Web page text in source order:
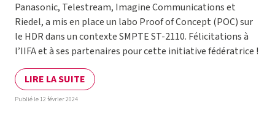
Panasonic, Telestream, Imagine Communications et
Riedel, a mis en place un labo Proof of Concept (POC) sur
le HDR dans un contexte SMPTE ST-2110. Félicitations à
l’IIFA et à ses partenaires pour cette initiative fédératrice !
LIRE LA SUITE
Publié le 12 février 2024